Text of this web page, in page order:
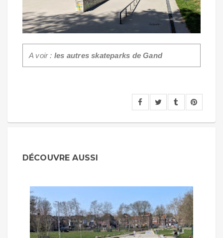
A voir : les autres skateparks de Gand
DÉCOUVRE AUSSI